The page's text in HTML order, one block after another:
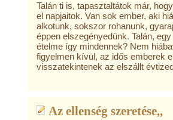
Talán ti is, tapasztaltátok már,
el napjaitok. Van sok ember, aki
alkotunk, sokszor rohanunk,
éppen elszegényedünk. Talán,
ételme így mindennek? Nem
figyelmen kívül, az idős emberek
visszatekintenek az elszállt
Az ellenség szeretése,,